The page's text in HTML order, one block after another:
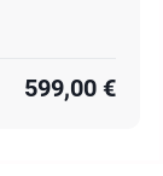
599,00 €